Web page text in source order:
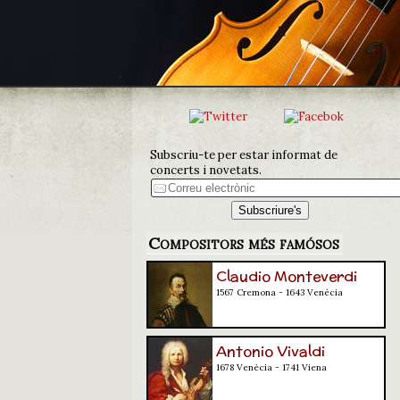
Subscriu-te per estar informat de
concerts i novetats.
Compositors més famósos
Claudio Monteverdi
1567 Cremona - 1643 Venècia
Antonio Vivaldi
1678 Venècia - 1741 Viena